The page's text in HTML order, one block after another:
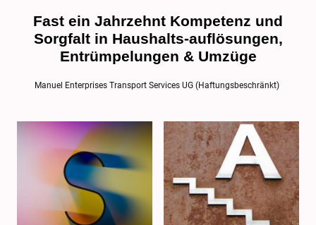
Fast ein Jahrzehnt Kompetenz und
Sorgfalt in Haushalts-auflösungen,
Entrümpelungen & Umzüge
Manuel Enterprises Transport Services UG (Haftungsbeschränkt)